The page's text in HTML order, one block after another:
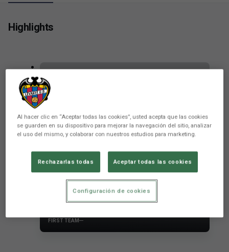
Highlights
Season ticket holders can invite
their family and friends to support
against Real Oviedo
FIRST TEAM
Al hacer clic en “Aceptar todas las cookies”, usted acepta que las cookies
se guarden en su dispositivo para mejorar la navegación del sitio, analizar
el uso del mismo, y colaborar con nuestros estudios para marketing.
Rechazarlas todas Aceptar todas las cookies
Configuración de cookies